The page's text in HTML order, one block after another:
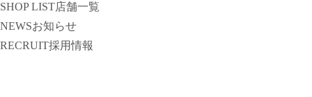
SHOP LIST店舗一覧
NEWSお知らせ
RECRUIT採用情報